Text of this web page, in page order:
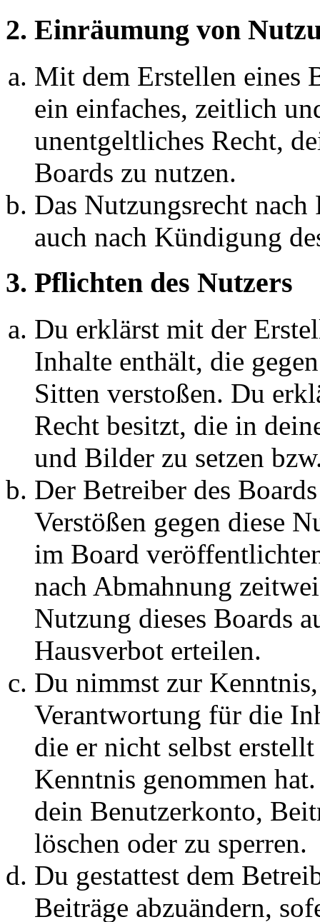
2. Einräumung von
Mit dem Erstellen eines
ein einfaches, zeitlich
unentgeltliches Recht,
Boards zu nutzen.
Das Nutzungsrecht
auch nach Kündigung
3. Pflichten des Nutzers
Du erklärst mit der
Inhalte enthält, die
Sitten verstoßen. Du
Recht besitzt, die in
und Bilder zu setzen
Der Betreiber des
Verstößen gegen diese
im Board
nach Abmahnung
Nutzung dieses Boards
Hausverbot erteilen.
Du nimmst zur
Verantwortung für die
die er nicht selbst
Kenntnis genommen
dein Benutzerkonto,
löschen oder zu sperren.
Du gestattest dem
Beiträge abzuändern,